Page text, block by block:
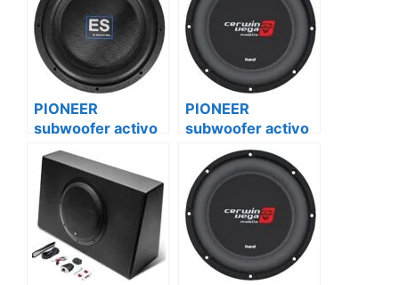
PIONEER
subwoofer activo
ts-sw3002s4
mercedes vito
PIONEER
subwoofer activo
ts-sw3002s4
caravanas